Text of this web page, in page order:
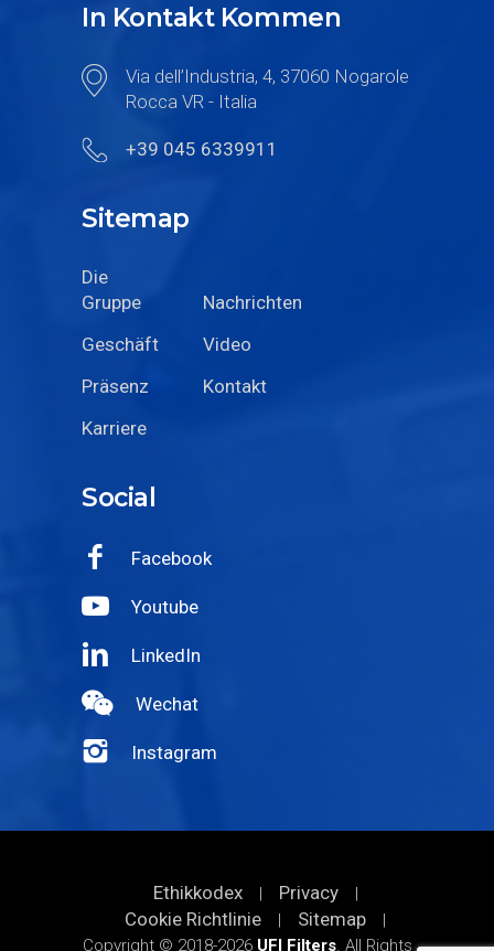
In Kontakt Kommen
Via dell’Industria, 4, 37060 Nogarole
Rocca VR - Italia
+39 045 6339911
Sitemap
Die
Gruppe
Nachrichten
Geschäft
Video
Präsenz
Kontakt
Karriere
Social
Facebook
Youtube
LinkedIn
Wechat
Instagram
Ethikkodex | Privacy |
Cookie Richtlinie | Sitemap
|
Copyright © 2018-2026 UFI Filters. All Rights